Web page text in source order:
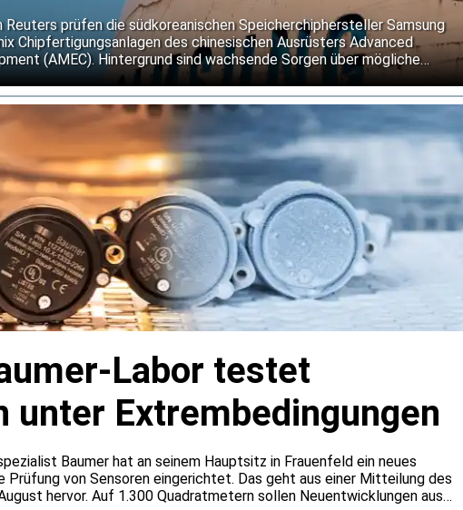
Reuters prüfen die südkoreanischen Speicherchiphersteller Samsung
Chipfertigungsanlagen des chinesischen Ausrüsters Advanced
(AMEC). Hintergrund sind wachsende Sorgen über mögliche
der US-Exportkontrollen für Halbleitertechnologie.
Labor testet
unter Extrembedingungen
Baumer hat an seinem Hauptsitz in Frauenfeld ein neues
Prüfung von Sensoren eingerichtet. Das geht aus einer Mitteilung des
hervor. Auf 1.300 Quadratmetern sollen Neuentwicklungen aus